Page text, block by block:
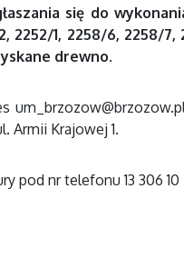
się do
1, 2258/6, 2258/7,
drewno.
Armii Krajowej 1.
nr telefonu 13 306 10